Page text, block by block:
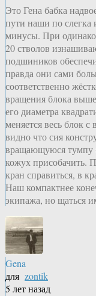
Это Гена бабка
пути наши по слегка
минусы. При
20 стволов
подшиников
правда они сами
соответственно
вращения блока
его диаметра
меняется весь блок
видно что сия
вращающуюся тумпу
кожух присобачить.
кран справиться, в
Наш компактнее
экипажа, но щаться
Gena
для zontik
5 лет назад